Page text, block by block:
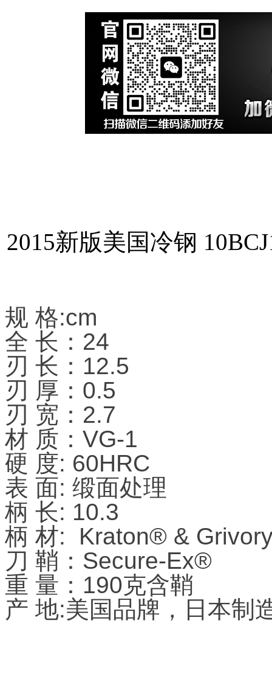
2015新版美国冷钢
规 格:cm
全 长：24
刃 长：12.5
刃 厚：0.5
刃 宽：2.7
材 质：VG-1
硬 度: 60HRC
表 面: 缎面处理
柄 长: 10.3
柄 材: Kraton® &
刀 鞘：Secure-Ex®
重 量：190克含鞘
产 地:美国品牌，日本制